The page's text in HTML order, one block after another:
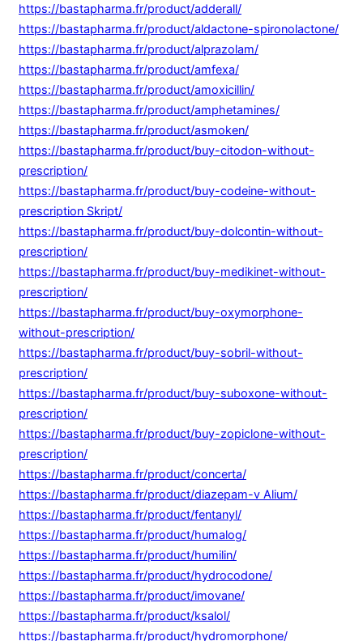
https://bastapharma.fr/product/adderall/
https://bastapharma.fr/product/aldactone-spironolactone/
https://bastapharma.fr/product/alprazolam/
https://bastapharma.fr/product/amfexa/
https://bastapharma.fr/product/amoxicillin/
https://bastapharma.fr/product/amphetamines/
https://bastapharma.fr/product/asmoken/
https://bastapharma.fr/product/buy-citodon-without-
prescription/
https://bastapharma.fr/product/buy-codeine-without-
prescription Skript/
https://bastapharma.fr/product/buy-dolcontin-without-
prescription/
https://bastapharma.fr/product/buy-medikinet-without-
prescription/
https://bastapharma.fr/product/buy-oxymorphone-
without-prescription/
https://bastapharma.fr/product/buy-sobril-without-
prescription/
https://bastapharma.fr/product/buy-suboxone-without-
prescription/
https://bastapharma.fr/product/buy-zopiclone-without-
prescription/
https://bastapharma.fr/product/concerta/
https://bastapharma.fr/product/diazepam-v Alium/
https://bastapharma.fr/product/fentanyl/
https://bastapharma.fr/product/humalog/
https://bastapharma.fr/product/humilin/
https://bastapharma.fr/product/hydrocodone/
https://bastapharma.fr/product/imovane/
https://bastapharma.fr/product/ksalol/
https://bastapharma.fr/product/hydromorphone/